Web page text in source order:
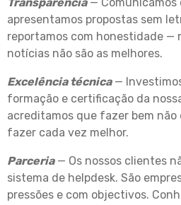
apresentamos propostas sem
reportamos com honestidade —
notícias não são as melhores.
Excelência técnica—
formação e certificação da
acreditamos que fazer bem
fazer cada vez melhor.
Parceria— Os nossos clientes
sistema de helpdesk. São
pressões e com objectivos.